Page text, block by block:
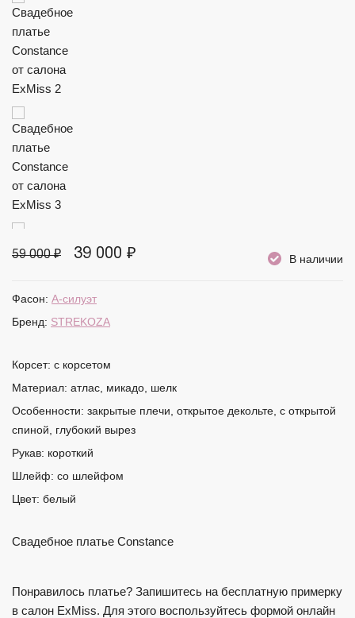
59 000 ₽ 39 000 ₽ В наличии
Фасон: А-силуэт
Бренд: STREKOZA
Корсет: с корсетом
Материал: атлас, микадо, шелк
Особенности: закрытые плечи, открытое декольте, с открытой
спиной, глубокий вырез
Рукав: короткий
Шлейф: со шлейфом
Цвет: белый
Свадебное платье Constance
Понравилось платье? Запишитесь на бесплатную примерку
в салон ExMiss. Для этого воспользуйтесь формой онлайн